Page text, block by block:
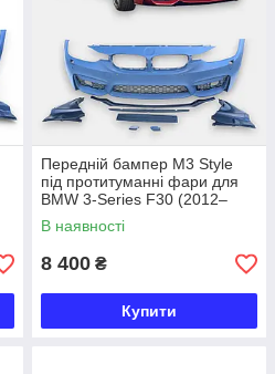
Передній бампер M3 Style
під протитуманні фари для
BMW 3-Series F30 (2012–
2019)
В наявності
8 400 ₴
Купити